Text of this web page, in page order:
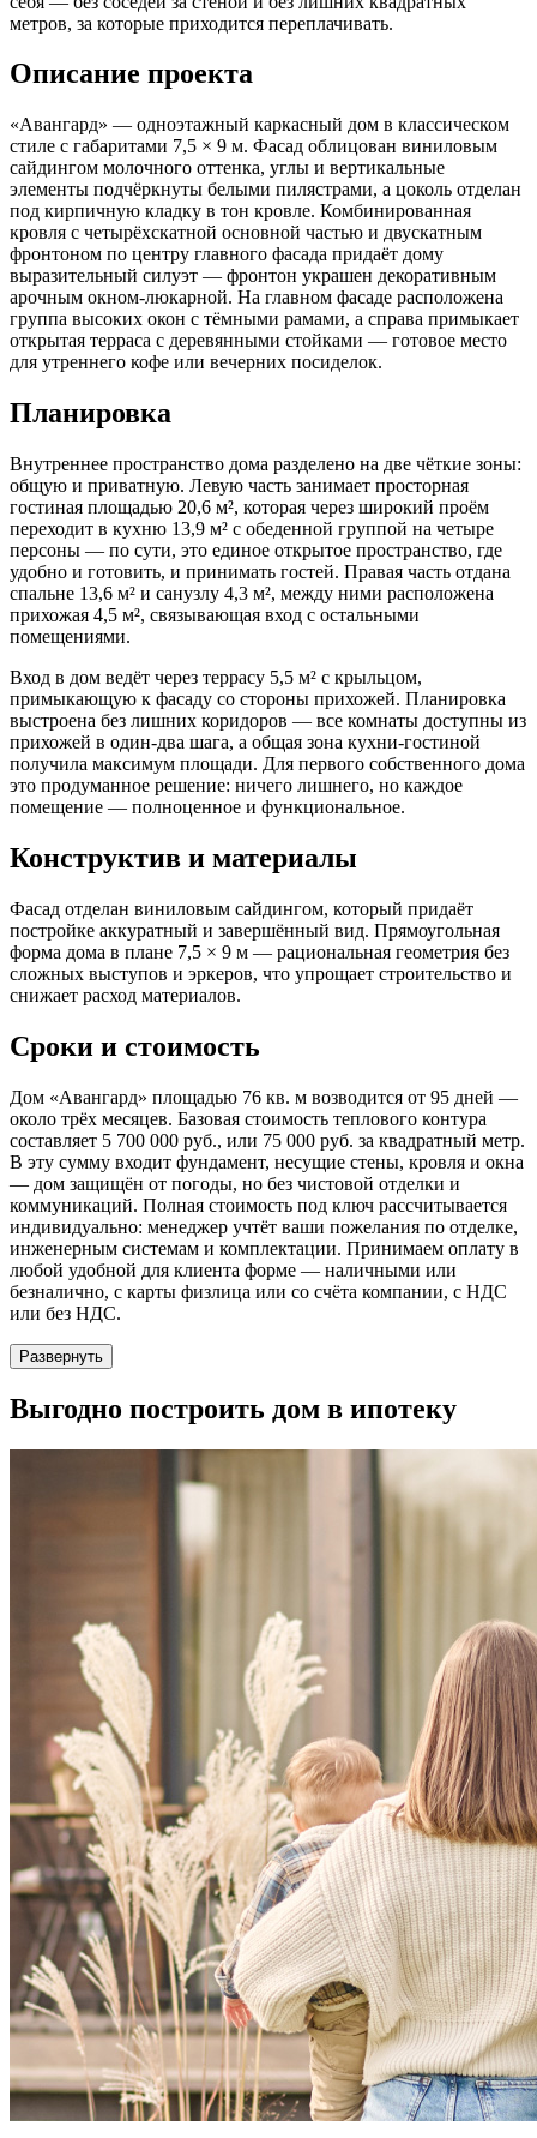
метров, за которые приходится переплачивать.
Описание проекта
«Авангард» — одноэтажный каркасный дом в классическом
стиле с габаритами 7,5 × 9 м. Фасад облицован виниловым
сайдингом молочного оттенка, углы и вертикальные
элементы подчёркнуты белыми пилястрами, а цоколь отделан
под кирпичную кладку в тон кровле. Комбинированная
кровля с четырёхскатной основной частью и двускатным
фронтоном по центру главного фасада придаёт дому
выразительный силуэт — фронтон украшен декоративным
арочным окном-люкарной. На главном фасаде расположена
группа высоких окон с тёмными рамами, а справа примыкает
открытая терраса с деревянными стойками — готовое место
для утреннего кофе или вечерних посиделок.
Планировка
Внутреннее пространство дома разделено на две чёткие зоны:
общую и приватную. Левую часть занимает просторная
гостиная площадью 20,6 м², которая через широкий проём
переходит в кухню 13,9 м² с обеденной группой на четыре
персоны — по сути, это единое открытое пространство, где
удобно и готовить, и принимать гостей. Правая часть отдана
спальне 13,6 м² и санузлу 4,3 м², между ними расположена
прихожая 4,5 м², связывающая вход с остальными
помещениями.
Вход в дом ведёт через террасу 5,5 м² с крыльцом,
примыкающую к фасаду со стороны прихожей. Планировка
выстроена без лишних коридоров — все комнаты доступны из
прихожей в один-два шага, а общая зона кухни-гостиной
получила максимум площади. Для первого собственного дома
это продуманное решение: ничего лишнего, но каждое
помещение — полноценное и функциональное.
Конструктив и материалы
Фасад отделан виниловым сайдингом, который придаёт
постройке аккуратный и завершённый вид. Прямоугольная
форма дома в плане 7,5 × 9 м — рациональная геометрия без
сложных выступов и эркеров, что упрощает строительство и
снижает расход материалов.
Сроки и стоимость
Дом «Авангард» площадью 76 кв. м возводится от 95 дней —
около трёх месяцев. Базовая стоимость теплового контура
составляет 5 700 000 руб., или 75 000 руб. за квадратный метр.
В эту сумму входит фундамент, несущие стены, кровля и окна
— дом защищён от погоды, но без чистовой отделки и
коммуникаций. Полная стоимость под ключ рассчитывается
индивидуально: менеджер учтёт ваши пожелания по отделке,
инженерным системам и комплектации. Принимаем оплату в
любой удобной для клиента форме — наличными или
безналично, с карты физлица или со счёта компании, с НДС
или без НДС.
Развернуть
Выгодно построить дом в ипотеку